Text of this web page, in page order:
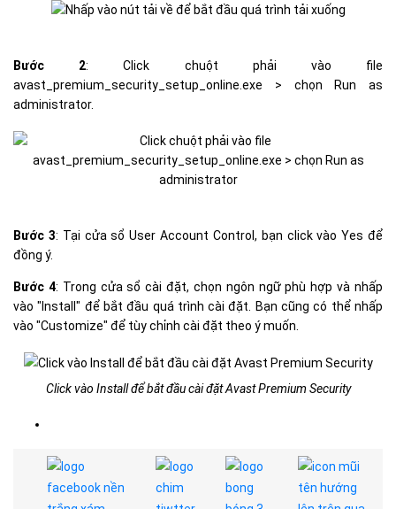
Bước 2: Click chuột phải vào file
avast_premium_security_setup_online.exe > chọn Run as
administrator.
Bước 3: Tại cửa sổ User Account Control, bạn click vào Yes để
đồng ý.
Bước 4: Trong cửa sổ cài đặt, chọn ngôn ngữ phù hợp và nhấp
vào "Install" để bắt đầu quá trình cài đặt. Bạn cũng có thể nhấp
vào "Customize" để tùy chỉnh cài đặt theo ý muốn.
Click vào Install để bắt đầu cài đặt Avast Premium Security